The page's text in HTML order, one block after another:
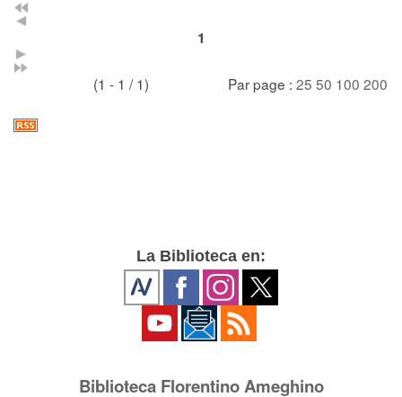
1
(1 - 1 / 1) Par page : 25 50 100 200
La Biblioteca en:
Biblioteca Florentino Ameghino